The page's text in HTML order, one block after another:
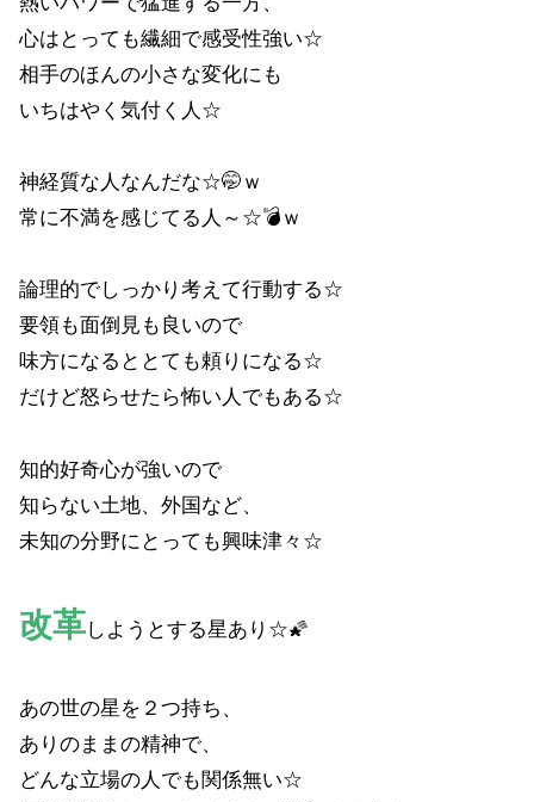
心はとっても繊細で感受性強い☆
相手のほんの小さな変化にも
いちはやく気付く人☆
神経質な人なんだな☆🤭ｗ
常に不満を感じてる人～☆💣ｗ
論理的でしっかり考えて行動する☆
要領も面倒見も良いので
味方になるととても頼りになる☆
だけど怒らせたら怖い人でもある☆
知的好奇心が強いので
知らない土地、外国など、
未知の分野にとっても興味津々☆
改革しようとする星あり☆🌠
あの世の星を２つ持ち、
ありのままの精神で、
どんな立場の人でも関係無い☆